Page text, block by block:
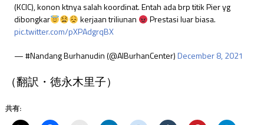
(KCIC), konon ktnya salah koordinat. Entah ada brp titik Pier yg
dibongkar
kerjaan triliunan
Prestasi luar biasa.
pic.twitter.com/pXPAdgrqBX
— #Nandang Burhanudin (@AlBurhanCenter)December 8, 2021
（翻訳・徳永木里子）
共有: